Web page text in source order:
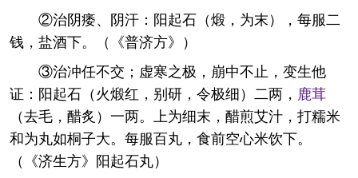
②治阴痿、阴汗：阳起石（煅，为末），每服二
钱，盐酒下。（《普济方》）
③治冲任不交；虚寒之极，崩中不止，变生他
证：阳起石（火煅红，别研，令极细）二两， 鹿茸
（去毛，醋炙）一两。上为细末，醋煎艾汁，打糯米
和为丸如桐子大。每服百丸，食前空心米饮下。
（《济生方》阳起石丸）